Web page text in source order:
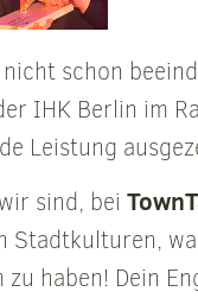
schon
IHK Berlin im
Leistung
sind, bei
Stadtkulturen,
zu haben! Dein